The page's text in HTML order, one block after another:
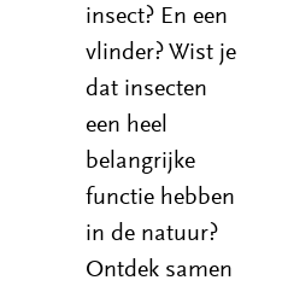
insect? En een
vlinder? Wist je
dat insecten
een heel
belangrijke
functie hebben
in de natuur?
Ontdek samen